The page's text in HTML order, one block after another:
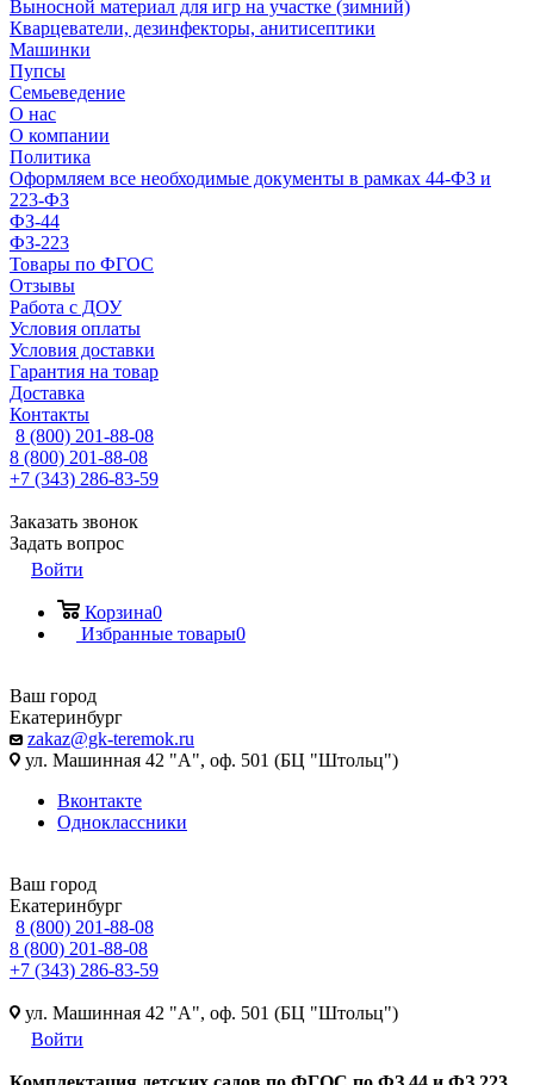
Выносной материал для игр на участке (зимний)
Кварцеватели, дезинфекторы, анитисептики
Машинки
Пупсы
Семьеведение
О нас
О компании
Политика
Оформляем все необходимые документы в рамках 44-ФЗ и
223-ФЗ
ФЗ-44
ФЗ-223
Товары по ФГОС
Отзывы
Работа с ДОУ
Условия оплаты
Условия доставки
Гарантия на товар
Доставка
Контакты
8 (800) 201-88-08
8 (800) 201-88-08
+7 (343) 286-83-59
Заказать звонок
Задать вопрос
Войти
Корзина0
Избранные товары0
Ваш город
Екатеринбург
zakaz@gk-teremok.ru
ул. Машинная 42 "А", оф. 501 (БЦ "Штольц")
Вконтакте
Одноклассники
Ваш город
Екатеринбург
8 (800) 201-88-08
8 (800) 201-88-08
+7 (343) 286-83-59
ул. Машинная 42 "А", оф. 501 (БЦ "Штольц")
Войти